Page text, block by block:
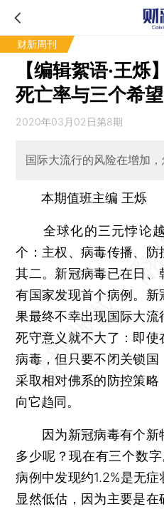
财新周刊
【编辑絮语·王
死亡率与三个希望
2020年03月02日第8期
国际大流行的风险在增加，
本期值班主编 王烁
全球化的三元悖论越
个：主权、病毒传播、
其二。新冠病毒已在日
有国家发现首个病例。
果最终不幸出现国际大
死守意义就不大了：即
病毒，但只要不闭关锁
采取相对佛系的防控策
向它趋同。
因为新冠病毒有个新
多少呢？现在有三个数
病例中发现约1.2%是无
显然低估，因为主要是